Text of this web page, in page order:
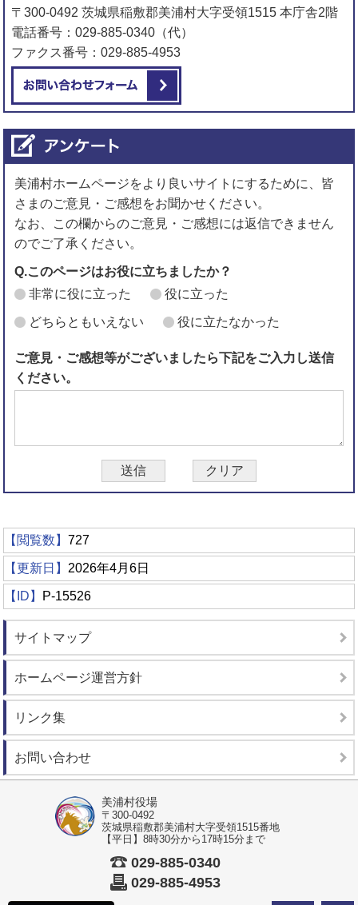
〒300-0492 茨城県稲敷郡美浦村大字受領1515 本庁舎2階
電話番号：029-885-0340（代）
ファクス番号：029-885-4953
美浦村ホームページをより良いサイトにするために、皆
さまのご意見・ご感想をお聞かせください。
なお、この欄からのご意見・ご感想には返信できません
のでご了承ください。
Q.このページはお役に立ちましたか？
非常に役に立った
役に立った
どちらともいえない 役に立たなかった
ご意見・ご感想等がございましたら下記をご入力し送信
ください。
【閲覧数】727
【更新日】 2026年4月6日
【ID】 P-15526
サイトマップ
ホームページ運営方針
リンク集
お問い合わせ
美浦村役場
〒300-0492
茨城県稲敷郡美浦村大字受領1515番地
【平日】8時30分から17時15分まで
029-885-0340
029-885-4953